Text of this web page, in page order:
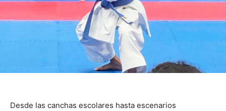
Desde las canchas escolares hasta escenarios